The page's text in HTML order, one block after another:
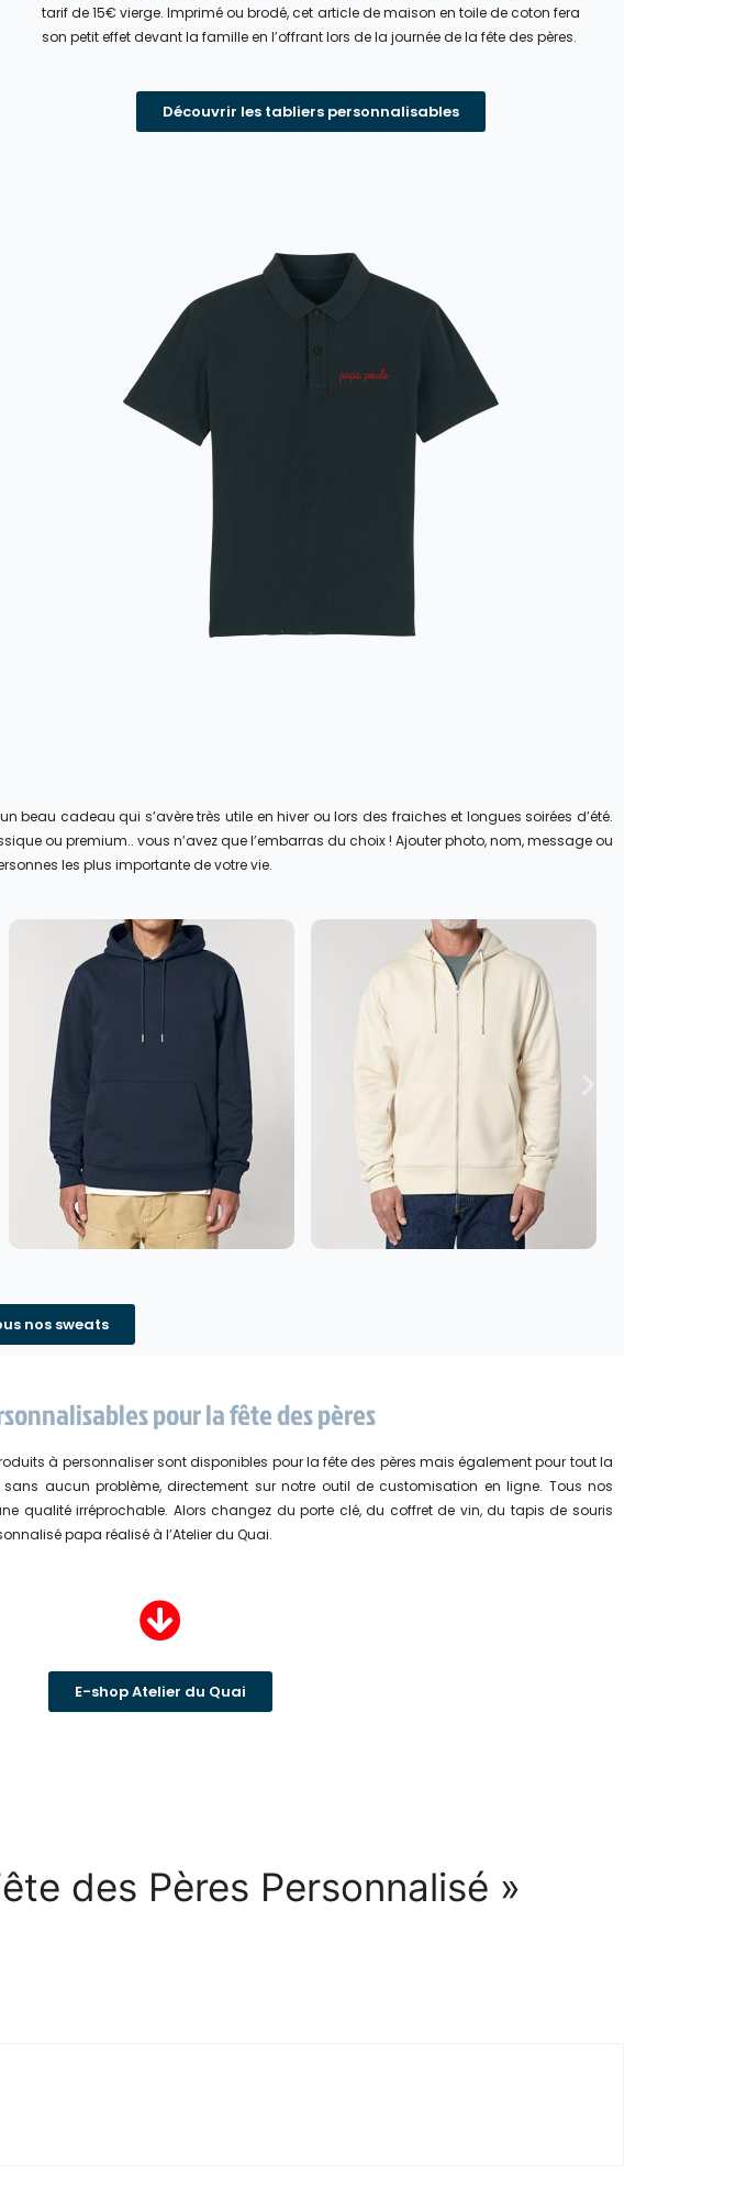
tarif de 15€ vierge. Imprimé ou brodé, cet article de maison en toile de coton fera
son petit effet devant la famille en l’offrant lors de la journée de la fête des pères.
Découvrir les tabliers personnalisables
beau cadeau qui s’avère très utile en hiver ou lors des fraiches et longues soirées d’été.
ou premium.. vous n’avez que l’embarras du choix ! Ajouter photo, nom, message ou
les plus importante de votre vie.
nos sweats
pour la fête des pères
à personnaliser sont disponibles pour la fête des pères mais également pour tout la
aucun problème, directement sur notre outil de customisation en ligne. Tous nos
qualité irréprochable. Alors changez du porte clé, du coffret de vin, du tapis de souris
papa réalisé à l’Atelier du Quai.
E-shop Atelier du Quai
des Pères Personnalisé »